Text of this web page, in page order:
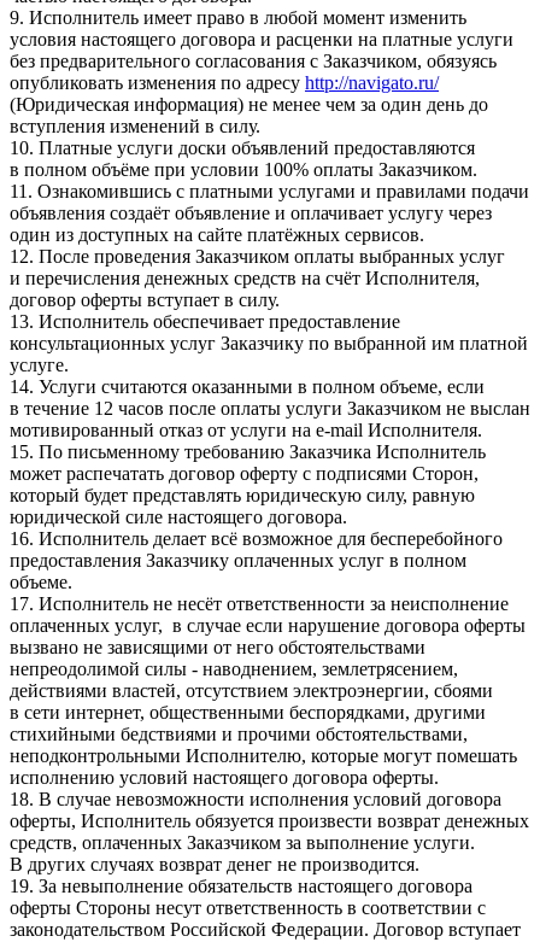
9. Исполнитель имеет право в любой момент изменить
условия настоящего договора и расценки на платные услуги
без предварительного согласования с Заказчиком, обязуясь
опубликовать изменения по адресу http://navigato.ru/
(Юридическая информация) не менее чем за один день до
вступления изменений в силу.
10. Платные услуги доски объявлений предоставляются
в полном объёме при условии 100% оплаты Заказчиком.
11. Ознакомившись с платными услугами и правилами подачи
объявления создаёт объявление и оплачивает услугу через
один из доступных на сайте платёжных сервисов.
12. После проведения Заказчиком оплаты выбранных услуг
и перечисления денежных средств на счёт Исполнителя,
договор оферты вступает в силу.
13. Исполнитель обеспечивает предоставление
консультационных услуг Заказчику по выбранной им платной
услуге.
14. Услуги считаются оказанными в полном объеме, если
в течение 12 часов после оплаты услуги Заказчиком не выслан
мотивированный отказ от услуги на e-mail Исполнителя.
15. По письменному требованию Заказчика Исполнитель
может распечатать договор оферту с подписями Сторон,
который будет представлять юридическую силу, равную
юридической силе настоящего договора.
16. Исполнитель делает всё возможное для бесперебойного
предоставления Заказчику оплаченных услуг в полном
объеме.
17. Исполнитель не несёт ответственности за неисполнение
оплаченных услуг, в случае если нарушение договора оферты
вызвано не зависящими от него обстоятельствами
непреодолимой силы - наводнением, землетрясением,
действиями властей, отсутствием электроэнергии, сбоями
в сети интернет, общественными беспорядками, другими
стихийными бедствиями и прочими обстоятельствами,
неподконтрольными Исполнителю, которые могут помешать
исполнению условий настоящего договора оферты.
18. В случае невозможности исполнения условий договора
оферты, Исполнитель обязуется произвести возврат денежных
средств, оплаченных Заказчиком за выполнение услуги.
В других случаях возврат денег не производится.
19. За невыполнение обязательств настоящего договора
оферты Стороны несут ответственность в соответствии с
законодательством Российской Федерации. Договор вступает